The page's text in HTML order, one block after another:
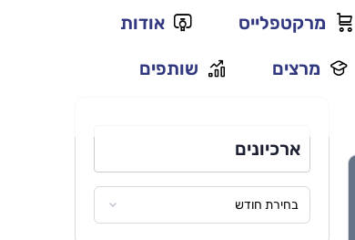
מרקטפלייס אודות
מרצים שותפים
ארכיונים